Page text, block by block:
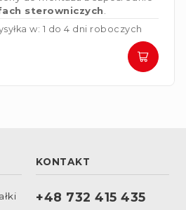
sterowniczych.
w: 1 do 4 dni roboczych
KONTAKT
+48 732 415 435